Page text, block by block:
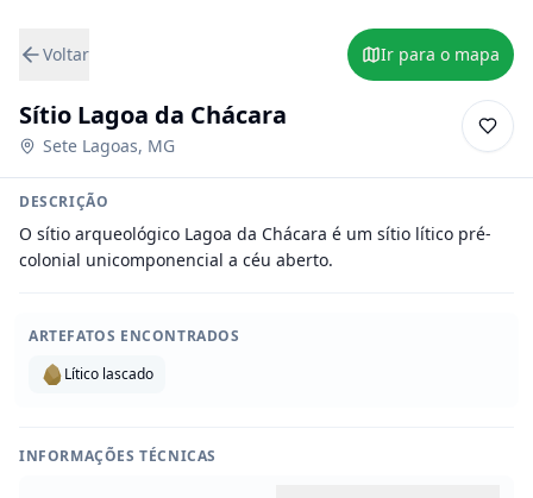
Voltar Ir para o mapa
Sítio Lagoa da Chácara
Sete Lagoas, MG
DESCRIÇÃO
O sítio arqueológico Lagoa da Chácara é um sítio lítico pré-
colonial unicomponencial a céu aberto.
ARTEFATOS ENCONTRADOS
Lítico lascado
INFORMAÇÕES TÉCNICAS